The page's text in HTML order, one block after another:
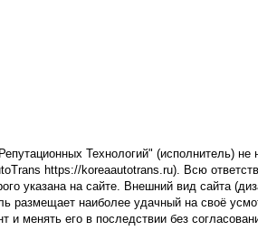
Технологий" (исполнитель) не
https://koreaautotrans.ru). Всю
указана на сайте. Внешний вид сайта
размещает наиболее удачный на своё
и менять его в последствии без